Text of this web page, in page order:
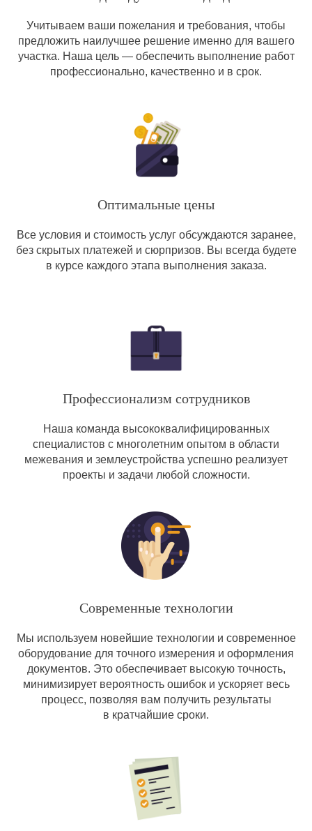
Учитываем ваши пожелания и требования, чтобы
предложить наилучшее решение именно для вашего
участка. Наша цель — обеспечить выполнение работ
профессионально, качественно и в срок.
Оптимальные цены
Все условия и стоимость услуг обсуждаются заранее,
без скрытых платежей и сюрпризов. Вы всегда будете
в курсе каждого этапа выполнения заказа.
Профессионализм сотрудников
Наша команда высококвалифицированных
специалистов с многолетним опытом в области
межевания и землеустройства успешно реализует
проекты и задачи любой сложности.
Современные технологии
Мы используем новейшие технологии и современное
оборудование для точного измерения и оформления
документов. Это обеспечивает высокую точность,
минимизирует вероятность ошибок и ускоряет весь
процесс, позволяя вам получить результаты
в кратчайшие сроки.